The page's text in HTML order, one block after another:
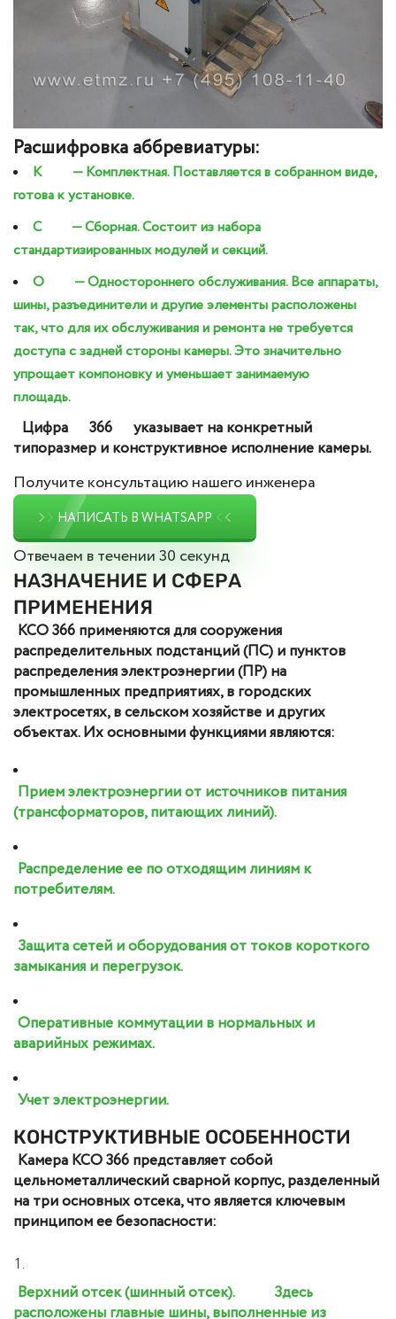
Расшифровка аббревиатуры:
К
— Комплектная. Поставляется в собранном виде,
готова к установке.
С
— Сборная. Состоит из набора
стандартизированных модулей и секций.
О
— Одностороннего обслуживания. Все аппараты,
шины, разъединители и другие элементы расположены
так, что для их обслуживания и ремонта не требуется
доступа с задней стороны камеры. Это значительно
упрощает компоновку и уменьшает занимаемую
площадь.
Цифра 366
указывает на конкретный
типоразмер и конструктивное исполнение камеры.
Получите консультацию нашего инженера
НАПИСАТЬ В WHATSAPP
Отвечаем в течении 30 секунд
НАЗНАЧЕНИЕ И СФЕРА
ПРИМЕНЕНИЯ
КСО 366 применяются для сооружения
распределительных подстанций (ПС) и пунктов
распределения электроэнергии (ПР) на
промышленных предприятиях, в городских
электросетях, в сельском хозяйстве и других
объектах. Их основными функциями являются:
Прием электроэнергии от источников питания
(трансформаторов, питающих линий).
Распределение ее по отходящим линиям к
потребителям.
Защита сетей и оборудования от токов короткого
замыкания и перегрузок.
Оперативные коммутации в нормальных и
аварийных режимах.
Учет электроэнергии.
КОНСТРУКТИВНЫЕ ОСОБЕННОСТИ
Камера КСО 366 представляет собой
цельнометаллический сварной корпус, разделенный
на три основных отсека, что является ключевым
принципом ее безопасности:
Верхний отсек (шинный отсек).
Здесь
расположены главные шины, выполненные из